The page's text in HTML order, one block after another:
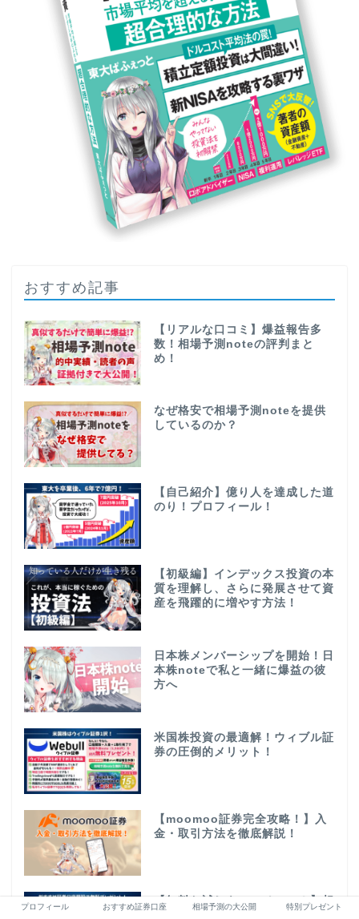
おすすめ記事
【リアルな口コミ】爆益報告多
数！相場予測noteの評判まと
め！
なぜ格安で相場予測noteを提供
しているのか？
【自己紹介】億り人を達成した道
のり！プロフィール！
【初級編】インデックス投資の本
質を理解し、さらに発展させて資
産を飛躍的に増やす方法！
日本株メンバーシップを開始！日
本株noteで私と一緒に爆益の彼
方へ
米国株投資の最適解！ウィブル証
券の圧倒的メリット！
【moomoo証券完全攻略！】入
金・取引方法を徹底解説！
【無料お試しキャンペーン！】相
場予測noteが無料！総額1万円以
プロフィール おすすめ証券口座 相場予測の大公開 特別プレゼント